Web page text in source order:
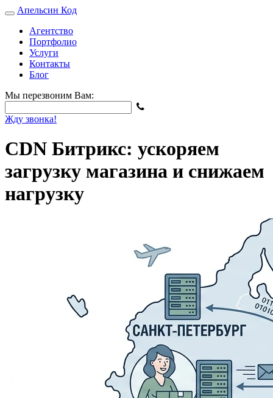
Апельсин Код
Агентство
Портфолио
Услуги
Контакты
Блог
Мы перезвоним Вам:
Жду звонка!
CDN Битрикс: ускоряем
загрузку магазина и снижаем
нагрузку